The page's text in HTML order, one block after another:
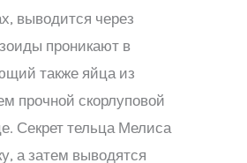
выводится через
проникают в
также яйца из
прочной скорлуповой
Секрет тельца Мелиса
а затем выводятся